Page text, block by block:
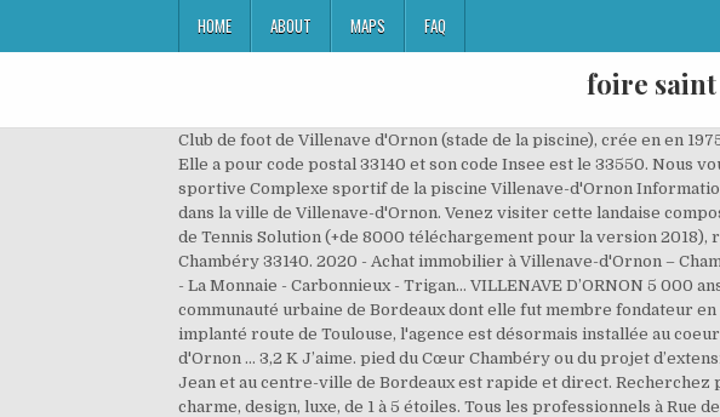
HOME ABOUT MAPS FAQ
foire
Club de foot de Villenave d'Ornon (stade de la piscine), crée en en
Elle a pour code postal 33140 et son code Insee est le 33550. Nous
sportive Complexe sportif de la piscine Villenave-d'Ornon
dans la ville de Villenave-d'Ornon. Venez visiter cette landaise
de Tennis Solution (+de 8000 téléchargement pour la version
Chambéry 33140. 2020 - Achat immobilier à Villenave-d'Ornon –
- La Monnaie - Carbonnieux - Trigan… VILLENAVE D’ORNON 5 000
communauté urbaine de Bordeaux dont elle fut membre fondateur
implanté route de Toulouse, l'agence est désormais installée au
d'Ornon … 3,2 K J’aime. pied du Cœur Chambéry ou du projet
Jean et au centre-ville de Bordeaux est rapide et direct.
charme, design, luxe, de 1 à 5 étoiles. Tous les professionnels à Rue